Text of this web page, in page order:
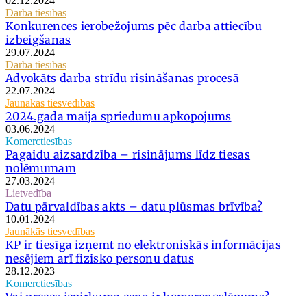
Darba tiesības
Konkurences ierobežojums pēc darba attiecību
izbeigšanas
29.07.2024
Darba tiesības
Advokāts darba strīdu risināšanas procesā
22.07.2024
Jaunākās tiesvedības
2024.gada maija spriedumu apkopojums
03.06.2024
Komerctiesības
Pagaidu aizsardzība – risinājums līdz tiesas
nolēmumam
27.03.2024
Lietvedība
Datu pārvaldības akts – datu plūsmas brīvība?
10.01.2024
Jaunākās tiesvedības
KP ir tiesīga izņemt no elektroniskās informācijas
nesējiem arī fizisko personu datus
28.12.2023
Komerctiesības